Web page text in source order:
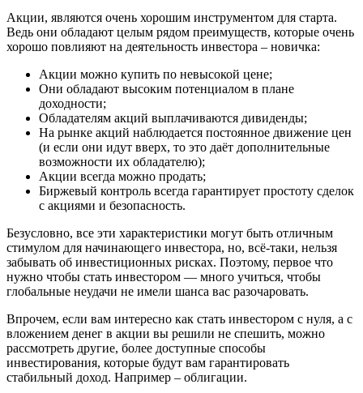
Акции, являются очень хорошим инструментом для старта.
Ведь они обладают целым рядом преимуществ, которые очень
хорошо повлияют на деятельность инвестора – новичка:
Акции можно купить по невысокой цене;
Они обладают высоким потенциалом в плане
доходности;
Обладателям акций выплачиваются дивиденды;
На рынке акций наблюдается постоянное движение цен
(и если они идут вверх, то это даёт дополнительные
возможности их обладателю);
Акции всегда можно продать;
Биржевый контроль всегда гарантирует простоту сделок
с акциями и безопасность.
Безусловно, все эти характеристики могут быть отличным
стимулом для начинающего инвестора, но, всё-таки, нельзя
забывать об инвестиционных рисках. Поэтому, первое что
нужно чтобы стать инвестором — много учиться, чтобы
глобальные неудачи не имели шанса вас разочаровать.
Впрочем, если вам интересно как стать инвестором с нуля, а с
вложением денег в акции вы решили не спешить, можно
рассмотреть другие, более доступные способы
инвестирования, которые будут вам гарантировать
стабильный доход. Например – облигации.